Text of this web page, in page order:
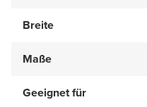
Breite
Maße
Geeignet für